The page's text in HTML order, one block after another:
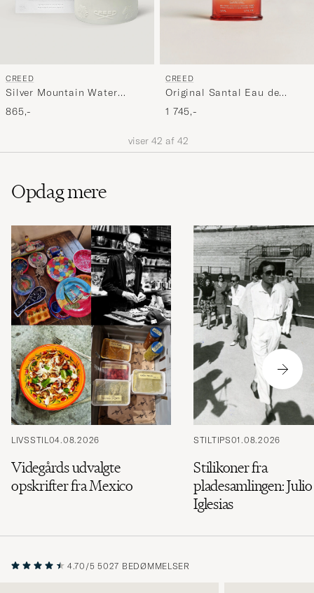
CREED
Silver Mountain Water
Porcelain Candle 220g
865,-
CREED
Original Santal Eau de
Parfum 50ml
1 745,-
viser 42 af 42
Opdag mere
LIVSSTIL 04.08.2026
Videgårds udvalgte
opskrifter fra Mexico
STILTIPS01.08.2026
Stilikoner fra
pladesamlingen: Julio
Iglesias
4.70/5 5027 BEDØMMELSER